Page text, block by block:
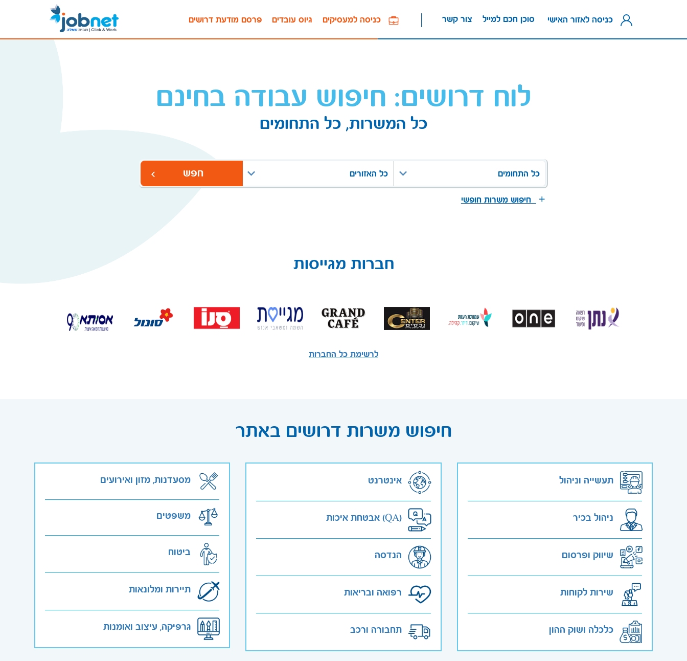
פרסם מודעת דרושים גיוס עובדים כניסה למעסיקים צור קשר סוכן חכם למייל כניסה לאזור האישי
לוח דרושים: חיפוש עבודה בחינם
כל המשרות, כל התחומים
כל התחומים כל האזורים חפש
חיפוש משרות חופשי
חברות מגייסות
לרשימת כל החברות
חיפוש משרות דרושים באתר
תעשייה וניהול
ניהול בכיר
שיווק ופרסום
שירות לקוחות
כלכלה ושוק ההון
אינטרנט
אבטחת איכות (QA)
הנדסה
רפואה ובריאות
תחבורה ורכב
מסעדנות, מזון ואירועים
משפטים
ביטוח
תיירות ומלונאות
גרפיקה, עיצוב ואומנות